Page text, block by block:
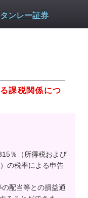
課税関係につ
％（所得税および
の税率による申告
配当等との損益通